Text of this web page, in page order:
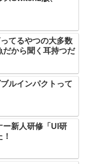
てるやつの大多数
だから聞く耳持つだ
ルインパクトって
新人研修「UI研